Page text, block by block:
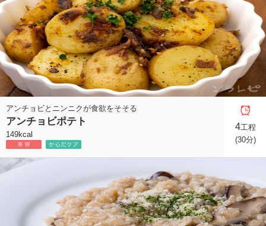
アンチョビとニンニクが食欲をそそる
アンチョビポテト
149kcal
4工程
(30分)